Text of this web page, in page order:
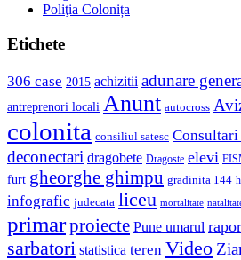
Poliţia Colonița
Etichete
306 case 2015 achizitii adunare
antreprenori locali Anunt autocross
colonita consiliul satesc
deconectari dragobete Dragoste elevi
furt gheorghe ghimpu gradinita 144
infografic judecata liceu mortalitate
primarproiecte Pune umarul
sarbatori statistica teren Video